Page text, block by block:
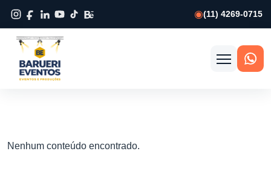
(11) 4269-0715
Abrir
Nenhum conteúdo encontrado.